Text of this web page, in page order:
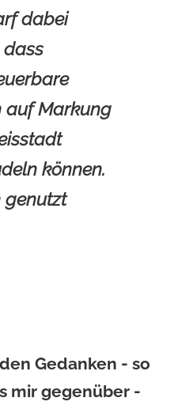
dabei
dass
auf Markung
können.
genutzt
Gedanken - so
mir gegenüber -